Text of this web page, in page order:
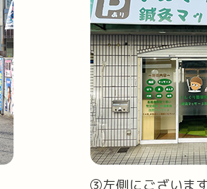
③左側にございま